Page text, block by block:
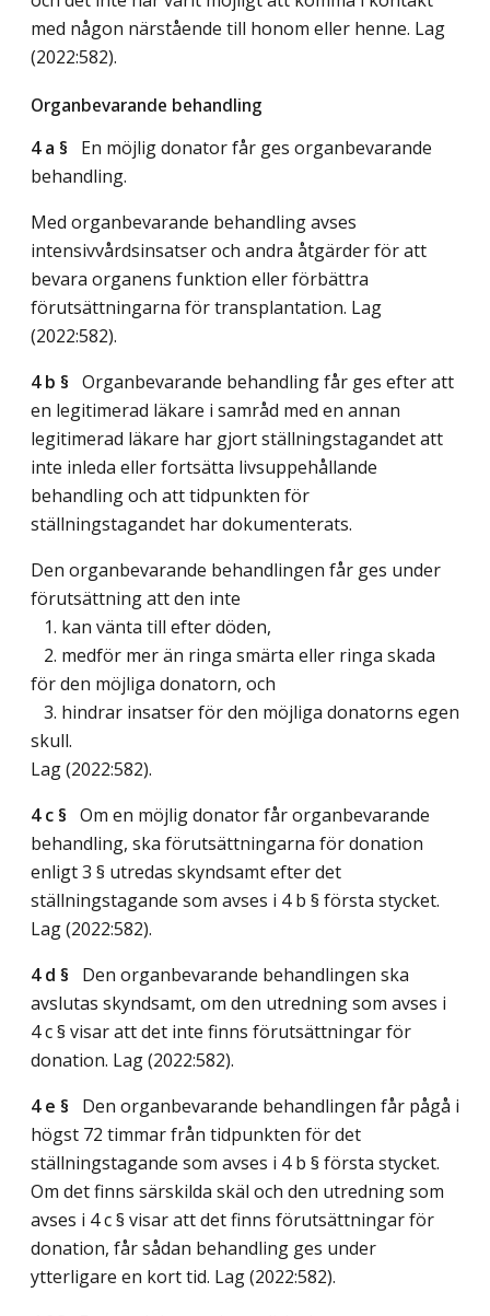
med någon närstående till honom eller henne. Lag
(2022:582).
Organbevarande behandling
4 a § En möjlig donator får ges organbevarande
behandling.
Med organbevarande behandling avses
intensivvårdsinsatser och andra åtgärder för att
bevara organens funktion eller förbättra
förutsättningarna för transplantation. Lag
(2022:582).
4 b § Organbevarande behandling får ges efter att
en legitimerad läkare i samråd med en annan
legitimerad läkare har gjort ställningstagandet att
inte inleda eller fortsätta livsuppehållande
behandling och att tidpunkten för
ställningstagandet har dokumenterats.
Den organbevarande behandlingen får ges under
förutsättning att den inte
1. kan vänta till efter döden,
2. medför mer än ringa smärta eller ringa skada
för den möjliga donatorn, och
3. hindrar insatser för den möjliga donatorns egen
skull.
Lag (2022:582).
4 c § Om en möjlig donator får organbevarande
behandling, ska förutsättningarna för donation
enligt 3 § utredas skyndsamt efter det
ställningstagande som avses i 4 b § första stycket.
Lag (2022:582).
4 d § Den organbevarande behandlingen ska
avslutas skyndsamt, om den utredning som avses i
4 c § visar att det inte finns förutsättningar för
donation. Lag (2022:582).
4 e § Den organbevarande behandlingen får pågå i
högst 72 timmar från tidpunkten för det
ställningstagande som avses i 4 b § första stycket.
Om det finns särskilda skäl och den utredning som
avses i 4 c § visar att det finns förutsättningar för
donation, får sådan behandling ges under
ytterligare en kort tid. Lag (2022:582).